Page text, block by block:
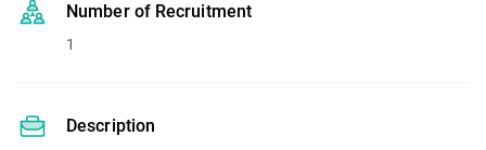
Number of Recruitment
1
Description